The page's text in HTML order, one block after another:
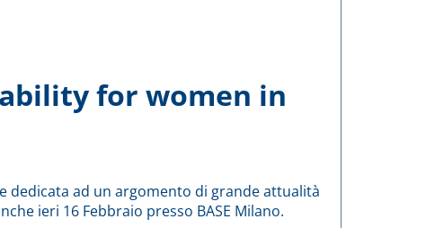
for women in
dedicata ad un argomento di grande attualità
ieri 16 Febbraio presso BASE Milano.